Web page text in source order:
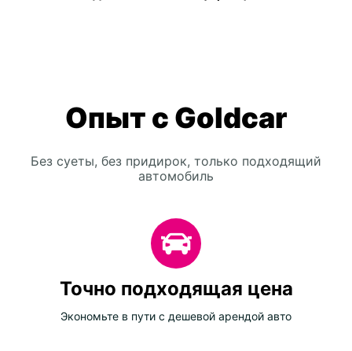
Опыт с Goldcar
Без суеты, без придирок, только подходящий
автомобиль
Точно подходящая цена
Экономьте в пути с дешевой арендой авто